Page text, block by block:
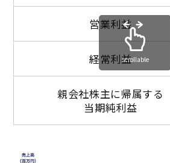
営業利益
経常利益
親会社株主に帰属する
当期純利益
scrollable